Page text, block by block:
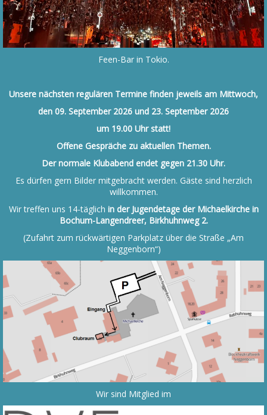
Feen-Bar in Tokio.
Unsere nächsten regulären Termine finden jeweils am Mittwoch,
den 09. September 2026 und 23. September 2026
um 19.00 Uhr statt!
Offene Gespräche zu aktuellen Themen.
Der normale Klubabend endet gegen 21.30 Uhr.
Es dürfen gern Bilder mitgebracht werden. Gäste sind herzlich
willkommen.
Wir treffen uns 14-täglich in der Jugendetage der Michaelkirche in
Bochum-Langendreer, Birkhuhnweg 2.
(Zufahrt zum rückwärtigen Parkplatz über die Straße „Am
Neggenborn“)
Wir sind Mitglied im